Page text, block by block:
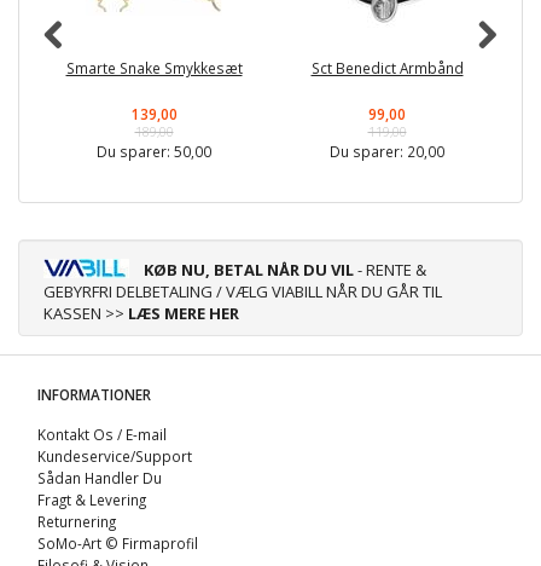
Smarte Snake Smykkesæt
139,00
189,00
Du sparer: 50,00
Sct Benedict Armbånd
99,00
119,00
Du sparer: 20,00
KØB NU, BETAL NÅR DU VIL- RENTE &
GEBYRFRI DELBETALING / VÆLG VIABILL NÅR DU GÅR TIL
KASSEN >> LÆS MERE HER
INFORMATIONER
Kontakt Os / E-mail
Kundeservice/Support
Sådan Handler Du
Fragt & Levering
Returnering
SoMo-Art © Firmaprofil